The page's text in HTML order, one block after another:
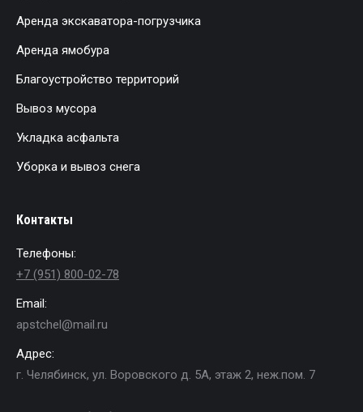
Аренда экскаватора-погрузчика
Аренда ямобура
Благоустройство территорий
Вывоз мусора
Укладка асфальта
Уборка и вывоз снега
Контакты
Телефоны:
+7 (951) 800-02-78
Email:
apstchel@mail.ru
Адрес:
г. Челябинск, ул. Воровского д. 5А, этаж 2, неж.пом. 7